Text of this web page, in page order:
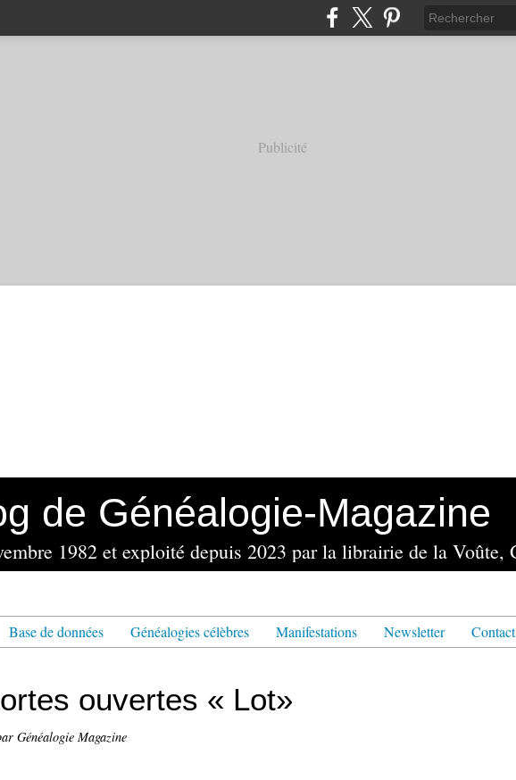
Publicité
de Généalogie-Magazine
Base de données Généalogies célèbres Manifestations Newsletter Contact
ouvertes « Lot»
Généalogie Magazine